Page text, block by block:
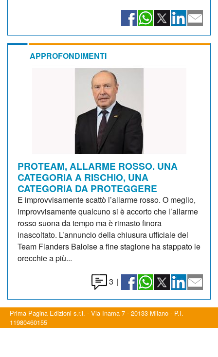
APPROFONDIMENTI
PROTEAM, ALLARME ROSSO. UNA
CATEGORIA A RISCHIO, UNA
CATEGORIA DA PROTEGGERE
E improvvisamente scattò l’allarme rosso. O meglio,
improvvisamente qualcuno si è accorto che l’allarme
rosso suona da tempo ma è rimasto finora
inascoltato. L’annuncio della chiusura ufficiale del
Team Flanders Baloise a fine stagione ha stappato le
orecchie a più...
3 |
Prima Pagina Edizioni s.r.l. - Via Inama 7 - 20133 Milano - P.I.
11980460155